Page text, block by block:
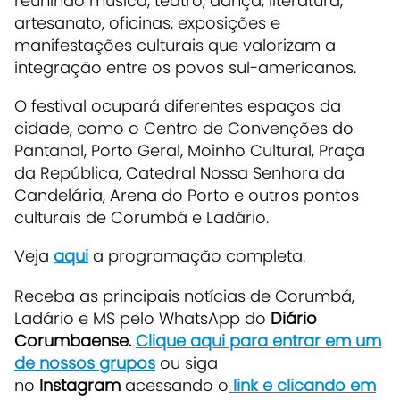
artesanato, oficinas, exposições e
manifestações culturais que valorizam a
integração entre os povos sul-americanos.
O festival ocupará diferentes espaços da
cidade, como o Centro de Convenções do
Pantanal, Porto Geral, Moinho Cultural, Praça
da República, Catedral Nossa Senhora da
Candelária, Arena do Porto e outros pontos
culturais de Corumbá e Ladário.
Veja aqui a programação completa.
Receba as principais notícias de Corumbá,
Ladário e MS pelo WhatsApp do Diário
Corumbaense.Clique aqui para entrar em um
de nossos grupos ou siga
no Instagram acessando o link e clicando em